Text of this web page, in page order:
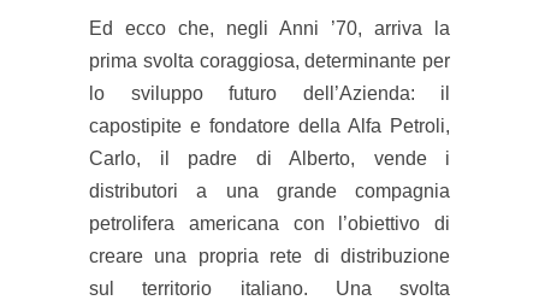
Ed ecco che, negli Anni ’70, arriva la
prima svolta coraggiosa, determinante per
lo sviluppo futuro dell’Azienda: il
capostipite e fondatore della Alfa Petroli,
Carlo, il padre di Alberto, vende i
distributori a una grande compagnia
petrolifera americana con l’obiettivo di
creare una propria rete di distribuzione
sul territorio italiano. Una svolta